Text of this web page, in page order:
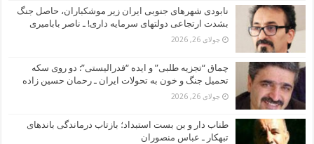
نابودی شهرهای جنوبی ایران زیر موشکباران، حاصل جنگ
بشدت ارتجاعی دولتهای سرمایه داری! ـ ناصر بابامیری
جولای 26, 2026
چماق “تجزیه طلبی” و ایده “فدرالیستی”: دو روی سکه
تحمیل جنگ و خون به تحولات ایران ـ رحمان حسین زاده
جولای 26, 2026
طناب دار و بن بست استبداد؛ بازتاب درماندگی باندهای
تبهکار ـ عباس منصوران